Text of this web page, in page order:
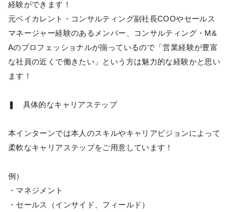
経験ができます！
元ベイカレント・コンサルティング副社長COOやセールス
マネージャー経験のあるメンバー、コンサルティング・M&
Aのプロフェッショナルが揃っているので「営業経験が豊富
な社員の近くで働きたい」という方は魅力的な経験かと思い
ます！
❚ 具体的なキャリアステップ
本インターンでは本人のスキルやキャリアビジョンによって
柔軟なキャリアステップをご用意しています！
例）
・マネジメント
・セールス（インサイド、フィールド）